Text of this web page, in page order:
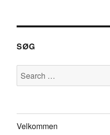
SØG
Search
for:
Velkommen